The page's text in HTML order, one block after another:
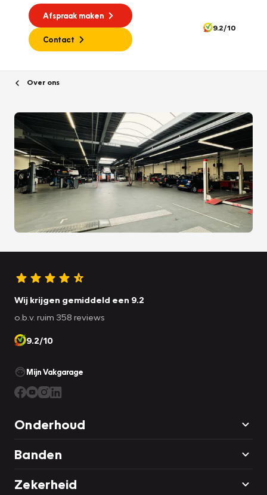
Afspraak maken
Contact
9.2/10
Over ons
Wij krijgen gemiddeld een 9.2
o.b.v. ruim 358 reviews
9.2/10
Mijn Vakgarage
Onderhoud
Banden
Zekerheid